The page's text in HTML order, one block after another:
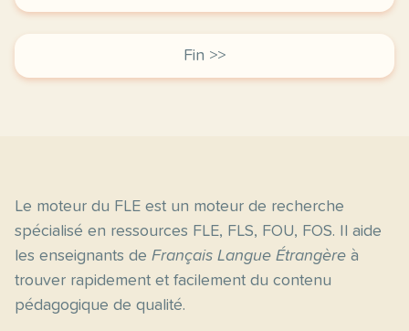
Fin >>
Le moteur du FLE est un moteur de recherche
spécialisé en ressources FLE, FLS, FOU, FOS. Il aide
les enseignants de Français Langue Étrangère à
trouver rapidement et facilement du contenu
pédagogique de qualité.